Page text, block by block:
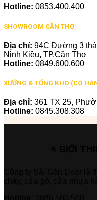
Hotline: 0853.400.400
SHOWROOM CẦN THƠ:
Địa chỉ: 94C Đường 3
Ninh Kiều, TP.Cần Thơ
Hotline: 0849.600.600
XƯỞNG & TỔNG KHO (CÓ
Địa chỉ: 361 TX 25,
Hotline: 0845.308.308